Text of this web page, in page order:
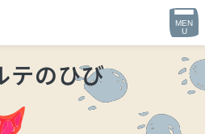
MEN
U
テのひび